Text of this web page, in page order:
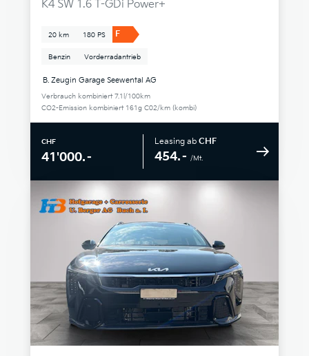
K4 SW 1.6 T-GDi Power+
20 km 180 PS F
Benzin Vorderradantrieb
B. Zeugin Garage Seewental AG
Verbrauch kombiniert 7.1l/100km
CO2-Emission kombiniert 161g C02/km (kombi)
CHF
41'000.–
Leasing ab CHF
454.– /Mt.